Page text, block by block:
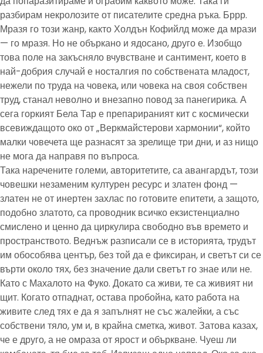
разбирам некролозите от писателите средна ръка. Бррр.
Мразя го този жанр, както Холдън Кофийлд може да мрази
— го мразя. Но не объркано и ядосано, друго е. Изобщо
това поле на закъсняло вчувстване и сантимент, което в
най-добрия случай е носталгия по собствената младост,
нежели по труда на човека, или човека на своя собствен
труд, станал неволно и внезапно повод за панегирика. А
сега горкият Бела Тар е препарираният кит с космически
всевиждащото око от „Веркмайстерови хармонии“, който
малки човечета ще разнасят за зрелище три дни, и аз нищо
не мога да направя по въпроса.
Така наречените големи, авторитетите, са авангардът, този
човешки незаменим културен ресурс и златен фонд —
златен не от инертен захлас по готовите епитети, а защото,
подобно златото, са проводник всичко екзистенциално
смислено и ценно да циркулира свободно във времето и
пространството. Веднъж разписали се в историята, трудът
им обособява център, без той да е фиксиран, и светът си се
върти около тях, без значение дали светът го знае или не.
Като с Махалото на Фуко. Докато са живи, те са живият ни
щит. Когато отпаднат, остава пробойна, като работа на
живите след тях е да я запълнят не със жалейки, а със
собствени тяло, ум и, в крайна сметка, живот. Затова казах,
че е друго, а не омраза от ярост и объркване. Чуеш ли